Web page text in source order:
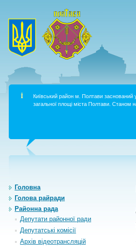
Київський район м. Полтави заснований
загальної площі міста Полтави. Станом
Головна
Голова райради
Районна рада
Депутати районної ради
Депутатські комісії
Архiв вiдеотрансляцiй